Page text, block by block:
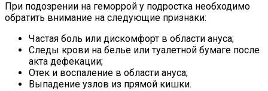
При подозрении на геморрой у подростка необходимо
обратить внимание на следующие признаки:
Частая боль или дискомфорт в области ануса;
Следы крови на белье или туалетной бумаге после
акта дефекации;
Отек и воспаление в области ануса;
Выпадение узлов из прямой кишки.